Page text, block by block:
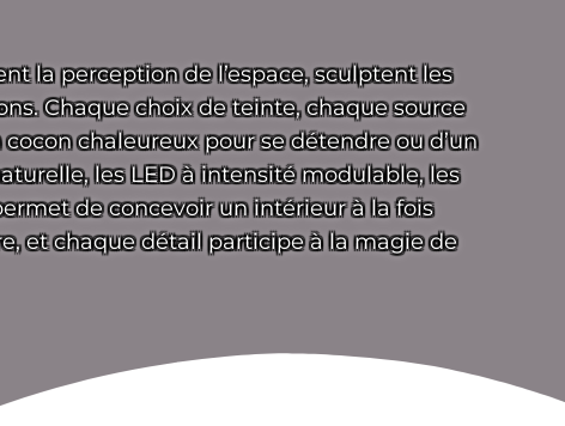
la perception de l’espace, sculptent les
Chaque choix de teinte, chaque source
chaleureux pour se détendre ou d’un
les LED à intensité modulable, les
de concevoir un intérieur à la fois
et chaque détail participe à la magie de